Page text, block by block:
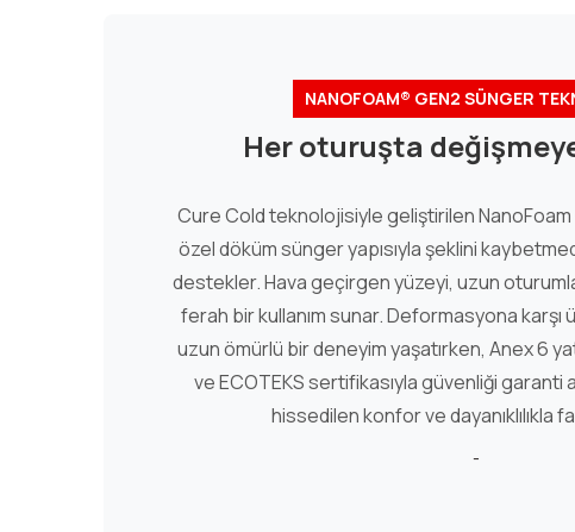
NANOFOAM® GEN2 SÜNGER
Her oturuşta
Cure Cold teknolojisiyle geliştirilen
özel döküm sünger yapısıyla şeklini
destekler. Hava geçirgen yüzeyi, uzun
ferah bir kullanım sunar. Deformasyona
uzun ömürlü bir deneyim yaşatırken, Anex 6
ve ECOTEKS sertifikasıyla güvenliği garanti
hissedilen konfor ve dayanıklılıkla
-